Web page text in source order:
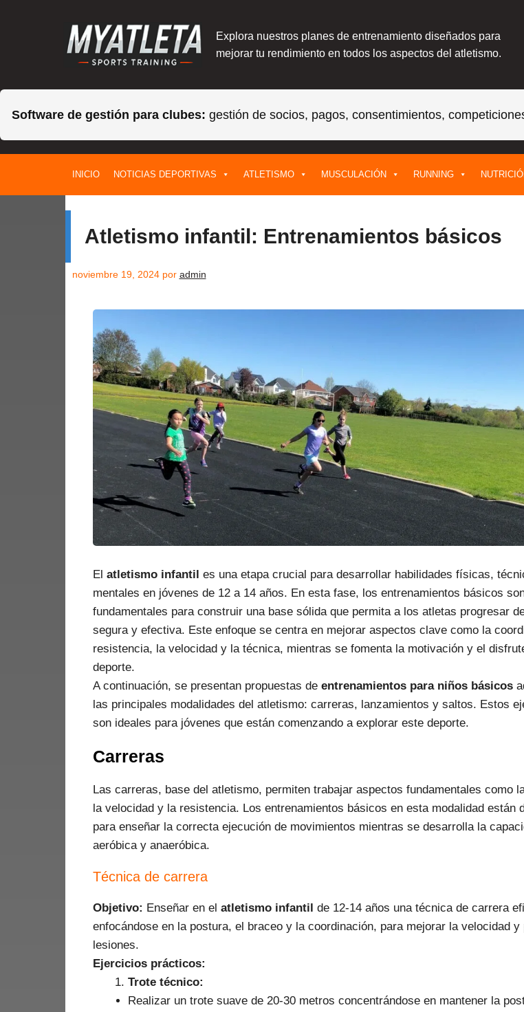
Explora nuestros planes de entrenamiento diseñados para
mejorar tu rendimiento en todos los aspectos del atletismo.
Software de gestión para clubes: gestión de socios, pagos, consentimientos,
contenido
INICIO NOTICIAS DEPORTIVAS ATLETISMO MUSCULACIÓN RUNNING
Atletismo infantil: Entrenamientos básicos
noviembre 19, 2024 por admin
El atletismo infantil es una etapa crucial para desarrollar habilidades físicas,
mentales en jóvenes de 12 a 14 años. En esta fase, los entrenamientos básicos
fundamentales para construir una base sólida que permita a los atletas progresar
segura y efectiva. Este enfoque se centra en mejorar aspectos clave como la
resistencia, la velocidad y la técnica, mientras se fomenta la motivación y el
deporte.
A continuación, se presentan propuestas de entrenamientos para niños básicos
las principales modalidades del atletismo: carreras, lanzamientos y saltos. Estos
son ideales para jóvenes que están comenzando a explorar este deporte.
Carreras
Las carreras, base del atletismo, permiten trabajar aspectos fundamentales como
la velocidad y la resistencia. Los entrenamientos básicos en esta modalidad están
para enseñar la correcta ejecución de movimientos mientras se desarrolla la
aeróbica y anaeróbica.
Técnica de carrera
Objetivo: Enseñar en el atletismo infantil de 12-14 años una técnica de carrera
enfocándose en la postura, el braceo y la coordinación, para mejorar la velocidad y
lesiones.
Ejercicios prácticos:
Trote técnico:
Realizar un trote suave de 20-30 metros concentrándose en mantener la